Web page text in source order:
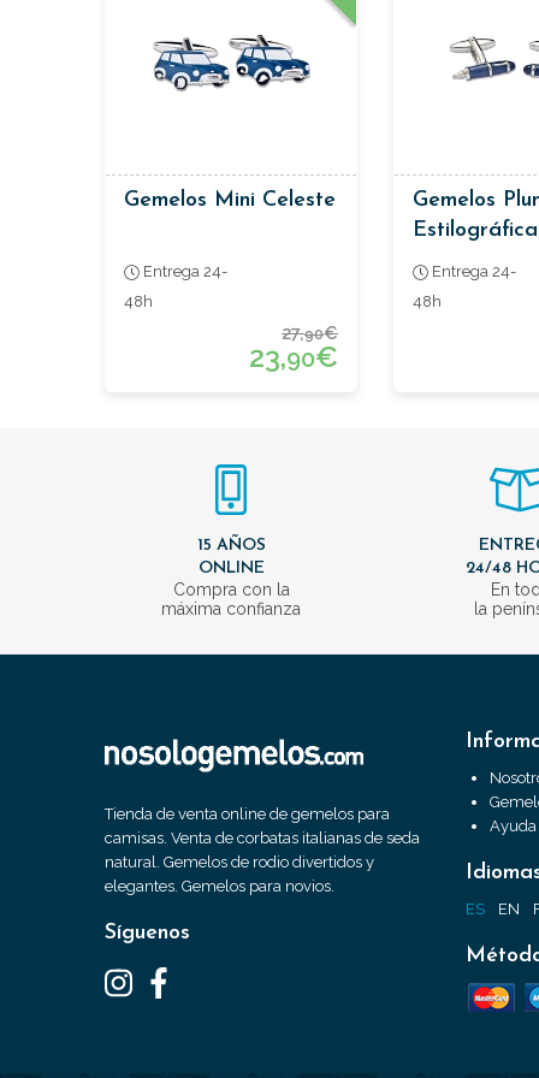
Gemelos Mini Celeste
Entrega 24-
48h
27,90€
23,90€
Gemelos
Entrega 24-
48h
15 AÑOS
ONLINE
Compra con la
máxima confianza
24/48
En
la
Tienda de venta online de gemelos para
camisas. Venta de corbatas italianas de seda
natural. Gemelos de rodio divertidos y
elegantes. Gemelos para novios.
Síguenos
Ayuda
ES EN